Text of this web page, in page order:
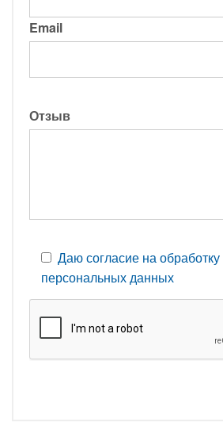
Email
Отзыв
Даю согласие на
персональных данных